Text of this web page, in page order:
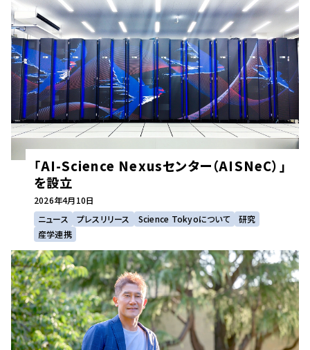
「AI-Science Nexusセンター（AISNeC）」
を設立
2026年4月10日
ニュース
プレスリリース Science Tokyoについて
研究
産学連携